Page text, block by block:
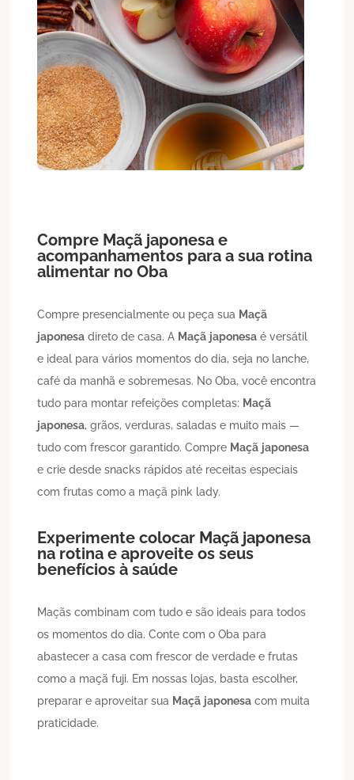
Compre Maçã japonesa e
acompanhamentos para a sua rotina
alimentar no Oba
Compre presencialmente ou peça sua Maçã
japonesa direto de casa. A Maçã japonesa é versátil
e ideal para vários momentos do dia, seja no lanche,
café da manhã e sobremesas. No Oba, você encontra
tudo para montar refeições completas: Maçã
japonesa, grãos, verduras, saladas e muito mais —
tudo com frescor garantido. Compre Maçã japonesa
e crie desde snacks rápidos até receitas especiais
com frutas como a maçã pink lady.
Experimente colocar Maçã japonesa
na rotina e aproveite os seus
benefícios à saúde
Maçãs combinam com tudo e são ideais para todos
os momentos do dia. Conte com o Oba para
abastecer a casa com frescor de verdade e frutas
como a maçã fuji. Em nossas lojas, basta escolher,
preparar e aproveitar sua Maçã japonesa com muita
praticidade.